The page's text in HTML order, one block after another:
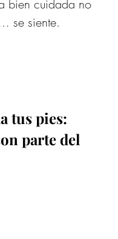
bien cuidada no
se siente.
tus pies:
parte del